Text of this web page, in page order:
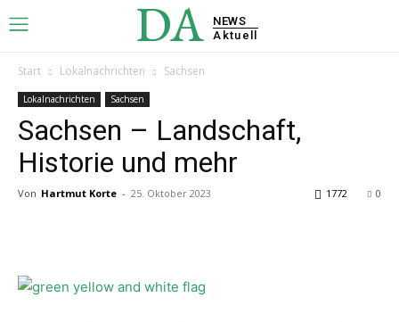
DA
NEWS
Aktuell
Start Lokalnachrichten Sachsen
Lokalnachrichten Sachsen
Sachsen – Landschaft,
Historie und mehr
Von Hartmut Korte - 25. Oktober 2023 0
1772